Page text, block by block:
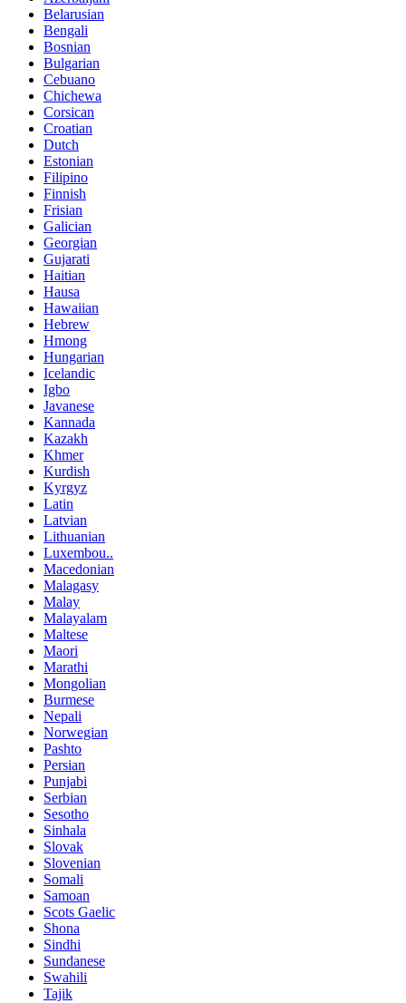
Belarusian
Bengali
Bosnian
Bulgarian
Cebuano
Chichewa
Corsican
Croatian
Dutch
Estonian
Filipino
Finnish
Frisian
Galician
Georgian
Gujarati
Haitian
Hausa
Hawaiian
Hebrew
Hmong
Hungarian
Icelandic
Igbo
Javanese
Kannada
Kazakh
Khmer
Kurdish
Kyrgyz
Latin
Latvian
Lithuanian
Luxembou..
Macedonian
Malagasy
Malay
Malayalam
Maltese
Maori
Marathi
Mongolian
Burmese
Nepali
Norwegian
Pashto
Persian
Punjabi
Serbian
Sesotho
Sinhala
Slovak
Slovenian
Somali
Samoan
Scots Gaelic
Shona
Sindhi
Sundanese
Swahili
Tajik